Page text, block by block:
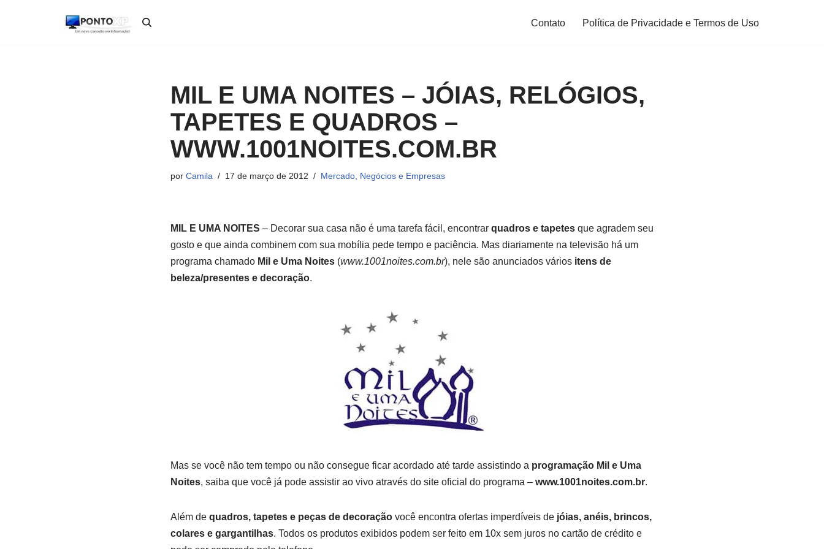
Contato Política de Privacidade e Termos de Uso
MIL E UMA NOITES – JÓIAS, RELÓGIOS,
TAPETES E QUADROS –
WWW.1001NOITES.COM.BR
por Camila 17 de março de 2012 Mercado, Negócios e Empresas
MIL E UMA NOITES – Decorar sua casa não é uma tarefa fácil, encontrar quadros e tapetesque agradem seu
gosto e que ainda combinem com sua mobília pede tempo e paciência. Mas diariamente na televisão há um
programa chamado Mil e Uma Noites(www.1001noites.com.br), nele são anunciados vários itens de
beleza/presentes e decoração.
Mas se você não tem tempo ou não consegue ficar acordado até tarde assistindo a programação Mil e Uma
Noites, saiba que você já pode assistir ao vivo através do site oficial do programa – www.1001noites.com.br.
Além de quadros, tapetes e peças de decoraçãovocê encontra ofertas imperdíveis de jóias, anéis, brincos,
colares e gargantilhas. Todos os produtos exibidos podem ser feito em 10x sem juros no cartão de crédito e